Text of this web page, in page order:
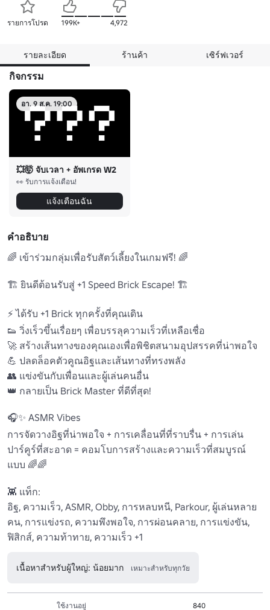
รายการโปรด 199K+ 4,972
รายละเอียด ร้านค้า เซิร์ฟเวอร์
กิจกรรม
อา. 9 ส.ค. 19:00
💥🤯 จับเวลา + อัพเกรด W2
👀 รับการแจ้งเตือน!
แจ้งเตือนฉัน
คำอธิบาย
🌈 เข้าร่วมกลุ่มเพื่อรับสัตว์เลี้ยงในเกมฟรี! 🌈
🏗️ ยินดีต้อนรับสู่ +1 Speed Brick Escape! 🏗️
⚡ ได้รับ +1 Brick ทุกครั้งที่คุณเดิน
👟 วิ่งเร็วขึ้นเรื่อยๆ เพื่อบรรลุความเร็วที่เหลือเชื่อ
🚀 สร้างเส้นทางของคุณเองเพื่อพิชิตสนามอุปสรรคที่น่าพอใจ
💪 ปลดล็อคตัวคูณอิฐและเส้นทางที่ทรงพลัง
👥 แข่งขันกับเพื่อนและผู้เล่นคนอื่น
👑 กลายเป็น Brick Master ที่ดีที่สุด!
🎧✨ ASMR Vibes
การจัดวางอิฐที่น่าพอใจ + การเคลื่อนที่ที่ราบรื่น + การเล่น
ปาร์คูร์ที่สะอาด = คอมโบการสร้างและความเร็วที่สมบูรณ์
แบบ 🌈🌈
👾 แท็ก:
อิฐ, ความเร็ว, ASMR, Obby, การหลบหนี, Parkour, ผู้เล่นหลาย
คน, การแข่งรถ, ความพึงพอใจ, การผ่อนคลาย, การแข่งขัน,
ฟิสิกส์, ความท้าทาย, ความเร็ว +1
เนื้อหาสำหรับผู้ใหญ่: น้อยมาก เหมาะสำหรับทุกวัย
ใช้งานอยู่
840